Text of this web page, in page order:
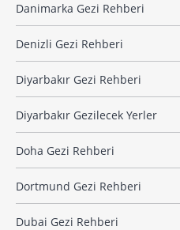
Danimarka Gezi Rehberi
Denizli Gezi Rehberi
Diyarbakır Gezi Rehberi
Diyarbakır Gezilecek Yerler
Doha Gezi Rehberi
Dortmund Gezi Rehberi
Dubai Gezi Rehberi